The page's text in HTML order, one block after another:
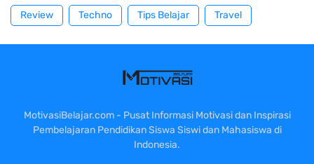
Review Techno Tips Belajar Travel
MotivasiBelajar.com - Pusat Informasi Motivasi dan Inspirasi
Pembelajaran Pendidikan Siswa Siswi dan Mahasiswa di
Indonesia.